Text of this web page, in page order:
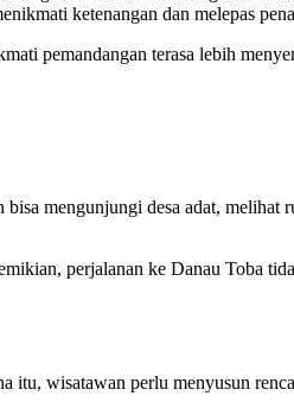
ketenangan dan melepas
pemandangan terasa lebih
mengunjungi desa adat, melihat
perjalanan ke Danau Toba
itu, wisatawan perlu menyusun